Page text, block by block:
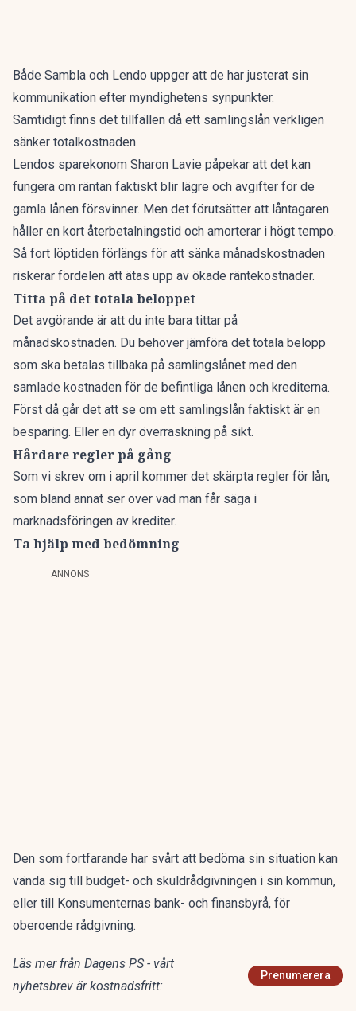
Både Sambla och Lendo uppger att de har justerat sin
kommunikation efter myndighetens synpunkter.
Samtidigt finns det tillfällen då ett samlingslån verkligen
sänker totalkostnaden.
Lendos sparekonom Sharon Lavie påpekar att det kan
fungera om räntan faktiskt blir lägre och avgifter för de
gamla lånen försvinner. Men det förutsätter att låntagaren
håller en kort återbetalningstid och amorterar i högt tempo.
Så fort löptiden förlängs för att sänka månadskostnaden
riskerar fördelen att ätas upp av ökade räntekostnader.
Titta på det totala beloppet
Det avgörande är att du inte bara tittar på
månadskostnaden. Du behöver jämföra det totala belopp
som ska betalas tillbaka på samlingslånet med den
samlade kostnaden för de befintliga lånen och krediterna.
Först då går det att se om ett samlingslån faktiskt är en
besparing. Eller en dyr överraskning på sikt.
Hårdare regler på gång
Som vi skrev om i april kommer det skärpta regler för lån,
som bland annat ser över vad man får säga i
marknadsföringen av krediter.
Ta hjälp med bedömning
ANNONS
Den som fortfarande har svårt att bedöma sin situation kan
vända sig till budget- och skuldrådgivningen i sin kommun,
eller till Konsumenternas bank- och finansbyrå, för
oberoende rådgivning.
Läs mer från Dagens PS - vårt
nyhetsbrev är kostnadsfritt:
Prenumerera